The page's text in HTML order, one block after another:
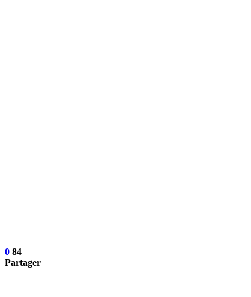
0 84
Partager